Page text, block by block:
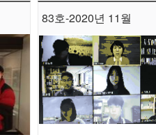
83호-2020년 11월